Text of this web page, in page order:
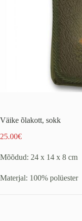
Väike õlakott, sokk
25.00€
Mõõdud: 24 x 14 x 8 cm
Materjal: 100% polüester